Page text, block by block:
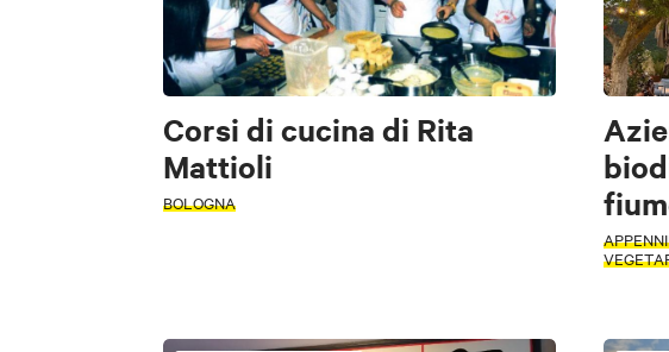
Corsi di cucina di Rita
Mattioli
BOLOGNA